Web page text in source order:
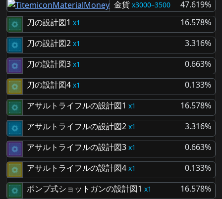
金貨 3000–3500
47.619%
刀の設計図1
1
16.578%
刀の設計図2
1
3.316%
刀の設計図3
1
0.663%
刀の設計図4
1
0.133%
アサルトライフルの設計図1
1
16.578%
アサルトライフルの設計図2
1
3.316%
アサルトライフルの設計図3
1
0.663%
アサルトライフルの設計図4
1
0.133%
ポンプ式ショットガンの設計図1
1
16.578%